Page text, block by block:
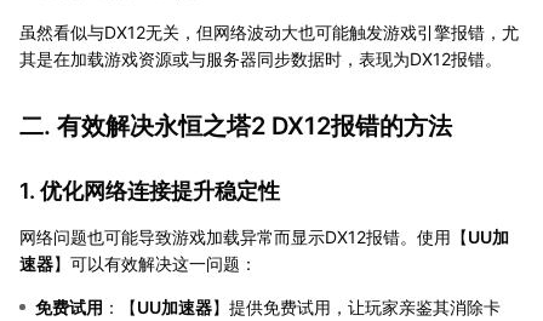
虽然看似与DX12无关，但网络波动大也可能触发游戏引擎报错，尤
其是在加载游戏资源或与服务器同步数据时，表现为DX12报错。
二. 有效解决永恒之塔2 DX12报错的方法
1. 优化网络连接提升稳定性
网络问题也可能导致游戏加载异常而显示DX12报错。使用【UU加
速器】可以有效解决这一问题：
免费试用 ：【UU加速器】提供免费试用，让玩家亲鉴其消除卡